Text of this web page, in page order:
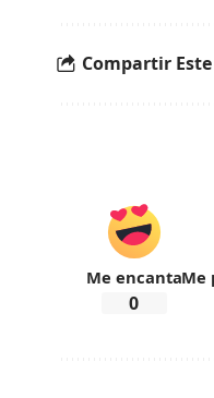
Compartir
Me encanta
0
Me